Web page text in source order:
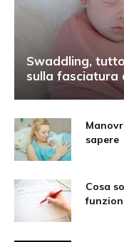
Swaddling,
sulla fasciatura
sapere
Cosa